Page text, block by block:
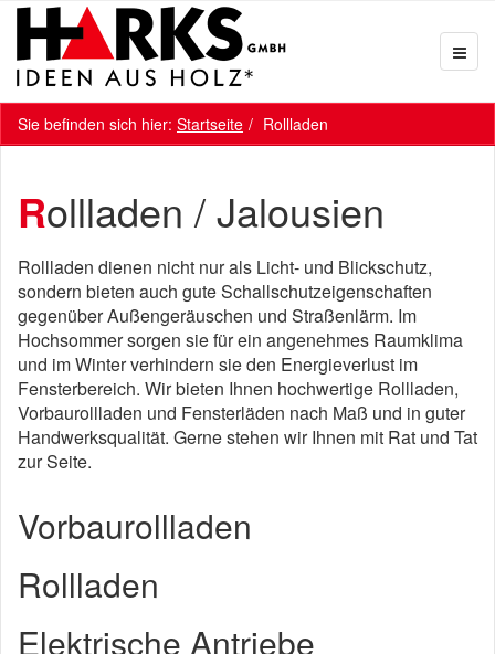
Sie befinden sich hier: Startseite Rollladen
Rollladen / Jalousien
Rollladen dienen nicht nur als Licht- und Blickschutz,
sondern bieten auch gute Schallschutzeigenschaften
gegenüber Außengeräuschen und Straßenlärm. Im
Hochsommer sorgen sie für ein angenehmes Raumklima
und im Winter verhindern sie den Energieverlust im
Fensterbereich. Wir bieten Ihnen hochwertige Rollladen,
Vorbaurollladen und Fensterläden nach Maß und in guter
Handwerksqualität. Gerne stehen wir Ihnen mit Rat und Tat
zur Seite.
Vorbaurollladen
Rollladen
Elektrische Antriebe